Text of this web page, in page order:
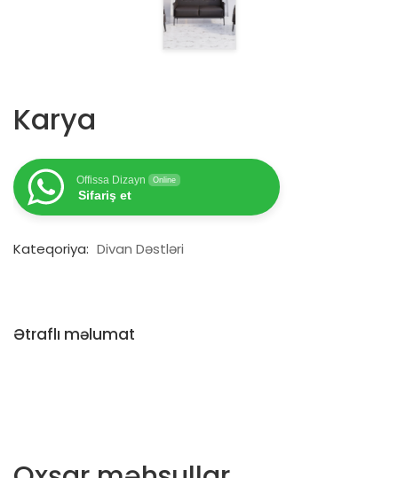
Karya
Offissa Dizayn Online
Sifariş et
Kateqoriya: Divan Dəstləri
Ətraflı məlumat